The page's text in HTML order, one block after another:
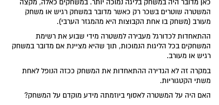
כאן מדובר היה במשחק בליגה נמוכה יותר. במשחקים כאלה, מקצה
המשטרה שוטרים בשכר רק כאשר מדובר במשחק רגיש או משחק
מעורב (משחק בו אחת הקבוצות היא מהמגזר הערבי).
ההתאחדות לכדורגל מעבירה למשטרה מידי שבוע את רשימת
המשחקים בכל הליגות הנמוכות, תוך שהיא מציינת אם מדובר במשחק
רגיש או מעורב.
במקרה זה לא הגדירה ההתאחדות את המשחק ככזה הנופל לאחת
משתי הקטגוריות.
האם היה על המשטרה לאסוף ביוזמתה מידע מוקדם על המשחק?